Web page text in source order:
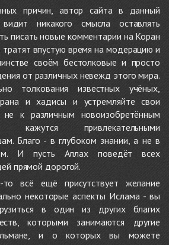
причин, автор сайта в данный
никакого смысла оставлять
писать новые комментарии на Коран
впустую время на модерацию и
своём бестолковые и просто
от различных невежд этого мира.
толкования известных учёных,
и хадисы и устремляйте свои
к различным новоизобретённым
привлекательными
Благо - в глубоком знании, а не в
И пусть Аллах поведёт всех
прямой дорогой.
всё ещё присутствует желание
некоторые аспекты Ислама - вы
в один из других благих
которыми занимаются другие
и о которых вы можете